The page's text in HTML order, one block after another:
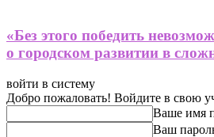
«Без этого победить
о городском развитии в
войти в систему
Добро пожаловать! Войдите в свою
Ваше имя
Ваш